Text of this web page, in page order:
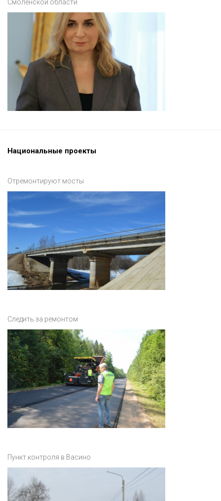
Смоленской области
Национальные проекты
Отремонтируют мосты
Следить за ремонтом
Пункт контроля в Васино